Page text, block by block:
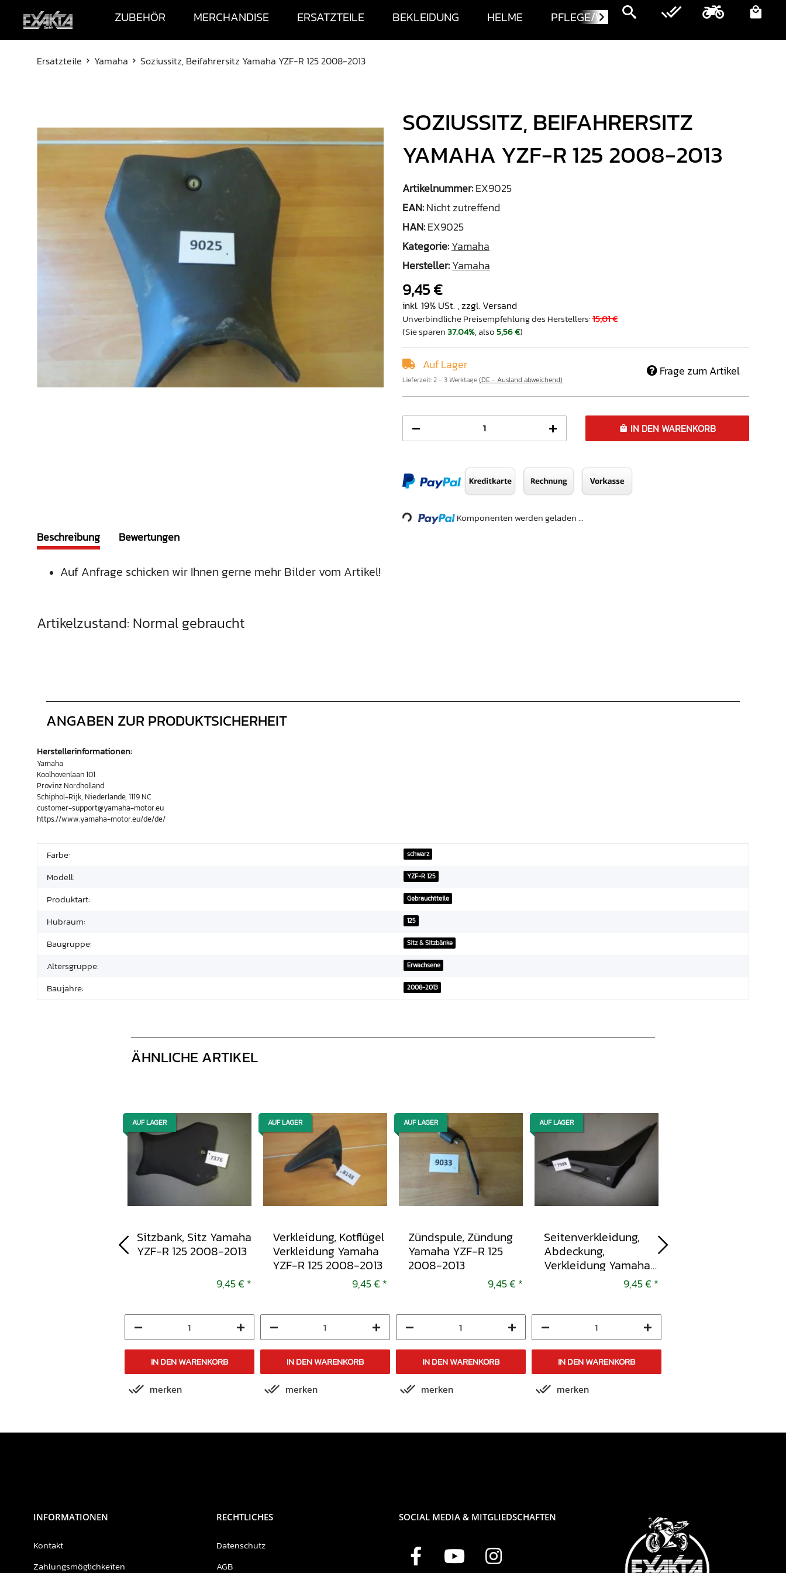
ZUBEHÖR MERCHANDISE ERSATZTEILE BEKLEIDUNG HELME PFLEGE/WARTUNG MOTORRÄDER
Ersatzteile Yamaha Soziussitz, Beifahrersitz Yamaha YZF-R 125 2008-2013
SOZIUSSITZ, BEIFAHRERSITZ
YAMAHA YZF-R 125 2008-2013
Artikelnummer:EX9025
EAN:Nicht zutreffend
HAN:EX9025
Kategorie:Yamaha
Hersteller:Yamaha
9,45 €
inkl. 19% USt. , zzgl. Versand
Unverbindliche Preisempfehlung des Herstellers:15,01 €
(Sie sparen37.04%, also5,56 €)
Auf Lager
Lieferzeit:2 - 3 Werktage(DE - Ausland abweichend)
Frage zum Artikel
IN DEN WARENKORB
Loading... Komponenten werden geladen ...
Beschreibung Bewertungen
Auf Anfrage schicken wir Ihnen gerne mehr Bilder vom Artikel!
Artikelzustand: Normal gebraucht
ANGABEN ZUR PRODUKTSICHERHEIT
Herstellerinformationen:
Yamaha
Koolhovenlaan 101
Provinz Nordholland
Schiphol-Rijk, Niederlande, 1119 NC
customer-support@yamaha-motor.eu
https://www.yamaha-motor.eu/de/de/
Farbe: schwarz
Modell: YZF-R 125
Produktart: Gebrauchtteile
Hubraum: 125
Baugruppe: Sitz & Sitzbänke
Altersgruppe: Erwachsene
Baujahre: 2008-2013
ÄHNLICHE ARTIKEL
Unterbodenverkleidung,
AUF LAGER
Sitzbank, Sitz Yamaha
YZF-R 125 2008-2013
9,45 € *
IN DEN WARENKORB
merken
AUF LAGER
Verkleidung, Kotflügel
Verkleidung Yamaha
YZF-R 125 2008-2013
9,45 € *
IN DEN WARENKORB
merken
AUF LAGER
Zündspule, Zündung
Yamaha YZF-R 125
2008-2013
9,45 € *
IN DEN WARENKORB
merken
AUF LAGER
Seitenverkleidung,
Abdeckung,
Verkleidung Yamaha
YZF-R 125 2008-2013
9,45 € *
IN DEN WARENKORB
merken
INFORMATIONEN
Kontakt
Zahlungsmöglichkeiten
RECHTLICHES
Datenschutz
AGB
SOCIAL MEDIA & MITGLIEDSCHAFTEN